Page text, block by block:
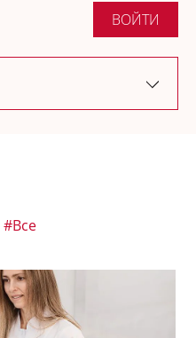
ВОЙТИ
#Все